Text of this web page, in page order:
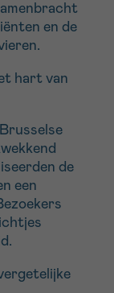
en de
hart van
de
een